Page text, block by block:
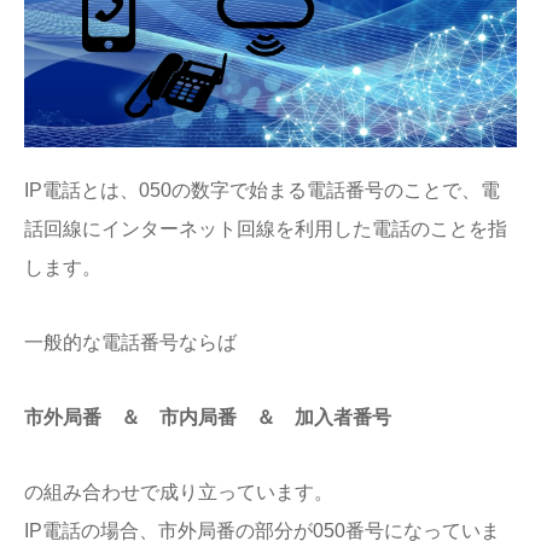
IP電話とは、050の数字で始まる電話番号のことで、電
話回線にインターネット回線を利用した電話のことを指
します。
一般的な電話番号ならば
市外局番 ＆ 市内局番 ＆ 加入者番号
の組み合わせで成り立っています。
IP電話の場合、市外局番の部分が050番号になっていま